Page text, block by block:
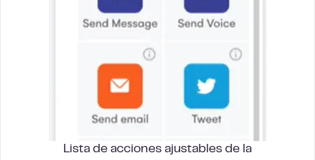
Lista de acciones ajustables de la